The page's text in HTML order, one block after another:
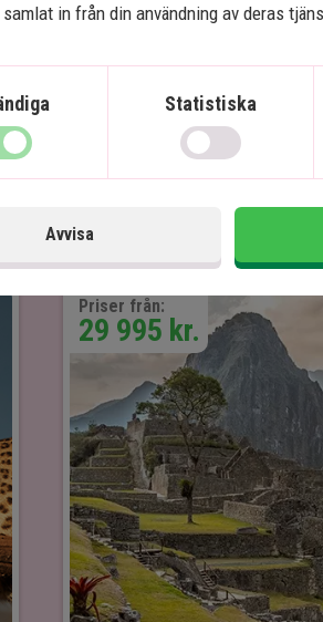
Maldiverna
Priser från:
29 995 kr.
in från din användning av deras
Statistiska
Avvisa